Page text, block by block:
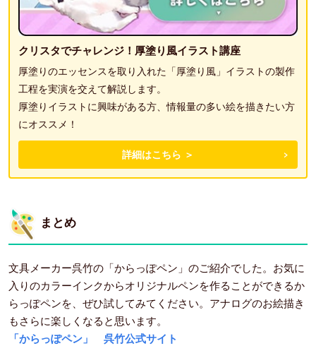
クリスタでチャレンジ！厚塗り風イラスト講座
厚塗りのエッセンスを取り入れた「厚塗り風」イラストの製作
工程を実演を交えて解説します。
厚塗りイラストに興味がある方、情報量の多い絵を描きたい方
にオススメ！
詳細はこちら ＞
まとめ
文具メーカー呉竹の「からっぽペン」のご紹介でした。お気に
入りのカラーインクからオリジナルペンを作ることができるか
らっぽペンを、ぜひ試してみてください。アナログのお絵描き
もさらに楽しくなると思います。
「からっぽペン」 呉竹公式サイト